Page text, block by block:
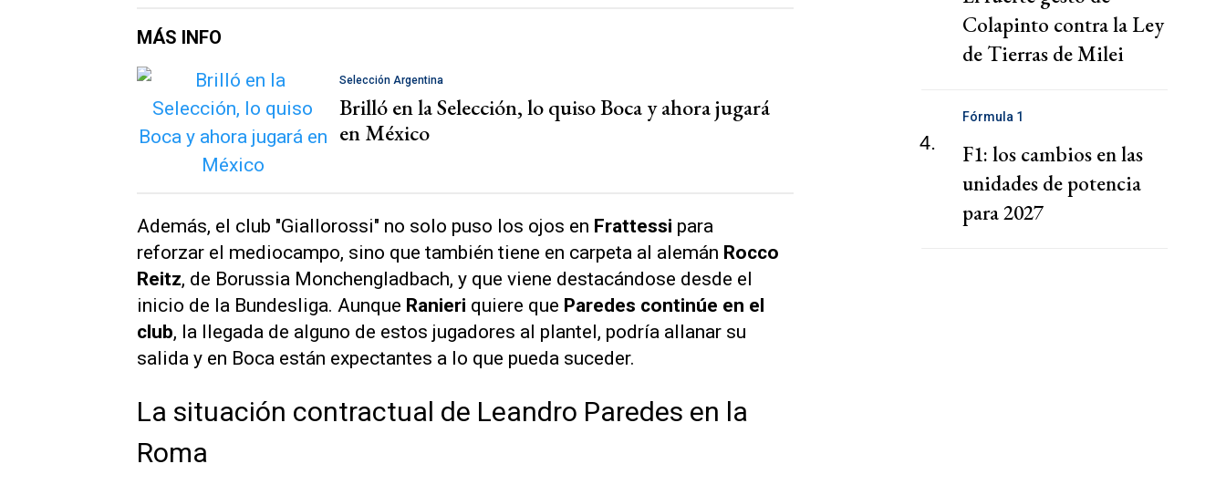
MÁS INFO
Selección Argentina
Brilló en la Selección, lo quiso Boca y ahora jugará
en México
Además, el club "Giallorossi" no solo puso los ojos en Frattessi para
reforzar el mediocampo, sino que también tiene en carpeta al alemán Rocco
Reitz, de Borussia Monchengladbach, y que viene destacándose desde el
inicio de la Bundesliga. Aunque Ranieri quiere que Paredes continúe en el
club, la llegada de alguno de estos jugadores al plantel, podría allanar su
salida y en Boca están expectantes a lo que pueda suceder.
La situación contractual de Leandro Paredes en la
Roma
Colapinto contra la Ley
de Tierras de Milei
4.
Fórmula 1
F1: los cambios en las
unidades de potencia
para 2027